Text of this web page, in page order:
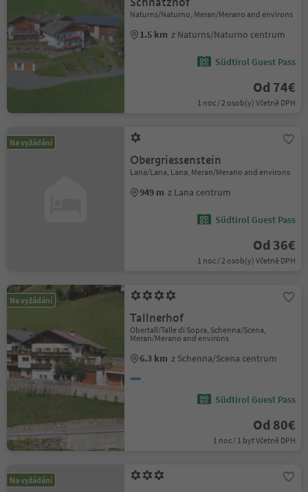
Naturns/Naturno, Meran/Merano and environs
1.5 km z Naturns/Naturno centrum
Südtirol Guest Pass
Od 74€
1 noc / 2 osob(y) Včetně DPH
Na vyžádání
Obergriessenstein
Lana/Lana, Lana, Meran/Merano and environs
949 m z Lana centrum
Südtirol Guest Pass
Od 36€
1 noc / 2 osob(y) Včetně DPH
Na vyžádání
Tallnerhof
Obertall/Talle di Sopra, Schenna/Scena,
Meran/Merano and environs
6.3 km z Schenna/Scena centrum
Südtirol Guest Pass
Od 80€
1 noc / 1 byt Včetně DPH
Na vyžádání